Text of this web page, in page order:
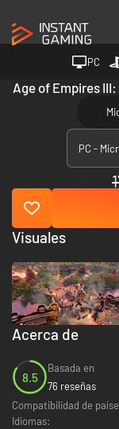
PC
Age of Empires
PC -
Acerca de
8.5
Basada en
76 reseñas
Compatibilidad de
Idiomas:
Visuales